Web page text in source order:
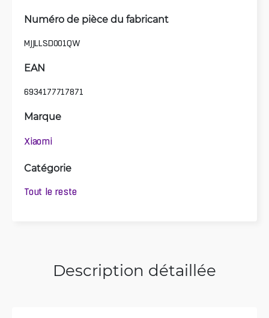
Numéro de pièce du fabricant
MJJLLSD001QW
EAN
6934177717871
Marque
Xiaomi
Catégorie
Tout le reste
Description détaillée